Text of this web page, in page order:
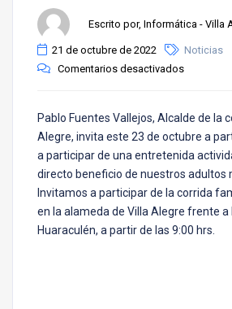
Escrito por, Informática - Villa
21 de octubre de 2022
Noticias
Comentarios desactivados
Pablo Fuentes Vallejos, Alcalde de la
Alegre, invita este 23 de octubre a
a participar de una entretenida
directo beneficio de nuestros adultos
Invitamos a participar de la corrida
en la alameda de Villa Alegre frente a
Huaraculén, a partir de las 9:00 hrs.